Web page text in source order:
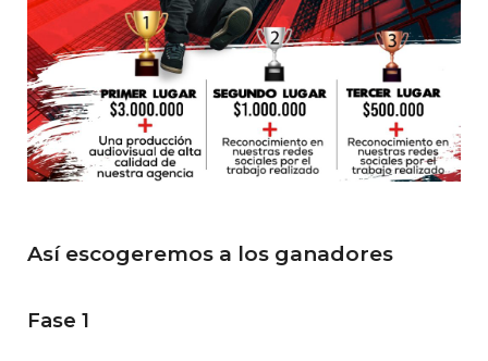
Así escogeremos a los ganadores
Fase 1